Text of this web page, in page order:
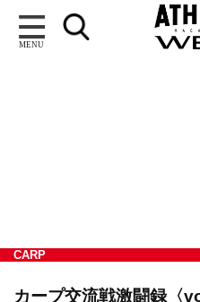
MENU
CARP
カープ交流戦激闘録〈